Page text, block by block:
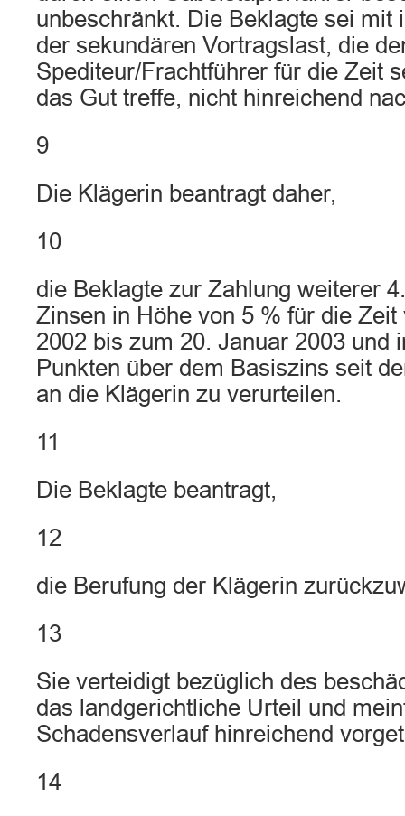
unbeschränkt. Die Beklagte sei mit
der sekundären Vortragslast, die
Spediteur/Frachtführer für die Zeit
das Gut treffe, nicht hinreichend
9
Die Klägerin beantragt daher,
10
die Beklagte zur Zahlung weiterer
Zinsen in Höhe von 5 % für die
2002 bis zum 20. Januar 2003 und
Punkten über dem Basiszins seit
an die Klägerin zu verurteilen.
11
Die Beklagte beantragt,
12
die Berufung der Klägerin
13
Sie verteidigt bezüglich des
das landgerichtliche Urteil und
Schadensverlauf hinreichend
14